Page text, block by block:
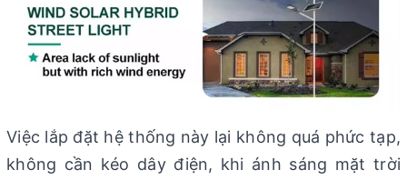
Việc lắp đặt hệ thống này lại không quá phức tạp,
không cần kéo dây điện, khi ánh sáng mặt trời